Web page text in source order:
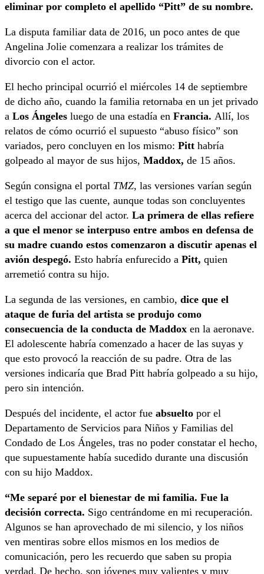
eliminar por completo el apellido “Pitt” de su nombre.
La disputa familiar data de 2016, un poco antes de que
Angelina Jolie comenzara a realizar los trámites de
divorcio con el actor.
El hecho principal ocurrió el miércoles 14 de septiembre
de dicho año, cuando la familia retornaba en un jet privado
a Los Ángeles luego de una estadía en Francia. Allí, los
relatos de cómo ocurrió el supuesto “abuso físico” son
variados, pero concluyen en los mismo: Pitt habría
golpeado al mayor de sus hijos, Maddox, de 15 años.
Según consigna el portal TMZ, las versiones varían según
el testigo que las cuente, aunque todas son concluyentes
acerca del accionar del actor. La primera de ellas refiere
a que el menor se interpuso entre ambos en defensa de
su madre cuando estos comenzaron a discutir apenas el
avión despegó. Esto habría enfurecido a Pitt, quien
arremetió contra su hijo.
La segunda de las versiones, en cambio, dice que el
ataque de furia del artista se produjo como
consecuencia de la conducta de Maddox en la aeronave.
El adolescente habría comenzado a hacer de las suyas y
que esto provocó la reacción de su padre. Otra de las
versiones indicaría que Brad Pitt habría golpeado a su hijo,
pero sin intención.
Después del incidente, el actor fue absuelto por el
Departamento de Servicios para Niños y Familias del
Condado de Los Ángeles, tras no poder constatar el hecho,
que supuestamente había sucedido durante una discusión
con su hijo Maddox.
“Me separé por el bienestar de mi familia. Fue la
decisión correcta. Sigo centrándome en mi recuperación.
Algunos se han aprovechado de mi silencio, y los niños
ven mentiras sobre ellos mismos en los medios de
comunicación, pero les recuerdo que saben su propia
verdad. De hecho, son jóvenes muy valientes y muy